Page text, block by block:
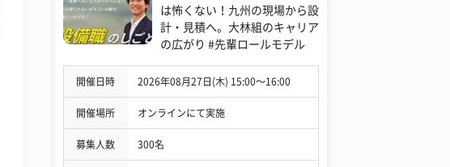
は怖くない！九州の現場から設
計・見積へ。大林組のキャリア
の広がり #先輩ロールモデル
開催日時 2026年08月27日(木) 15:00〜16:00
開催場所 オンラインにて実施
募集人数 300名